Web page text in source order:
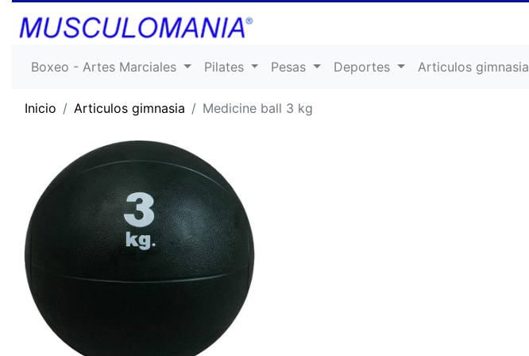
Boxeo - Artes Marciales Pilates Pesas Deportes Articulos gimnasia
Inicio Articulos gimnasia Medicine ball 3 kg